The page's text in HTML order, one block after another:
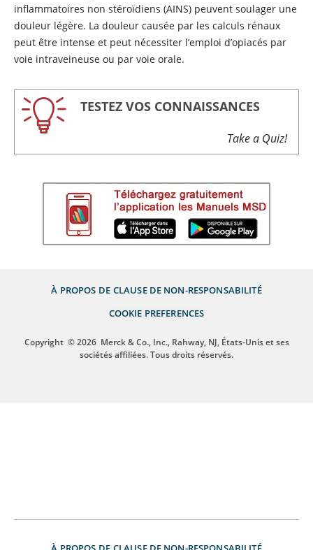
inflammatoires non stéroïdiens (AINS) peuvent soulager une
douleur légère. La douleur causée par les calculs rénaux
peut être intense et peut nécessiter l’emploi d’opiacés par
voie intraveineuse ou par voie orale.
TESTEZ VOS CONNAISSANCES
Take a Quiz!
À PROPOS DE CLAUSE DE NON-RESPONSABILITÉ
COOKIE PREFERENCES
Copyright © 2026 Merck & Co., Inc., Rahway, NJ, États-Unis et ses
sociétés affiliées. Tous droits réservés.